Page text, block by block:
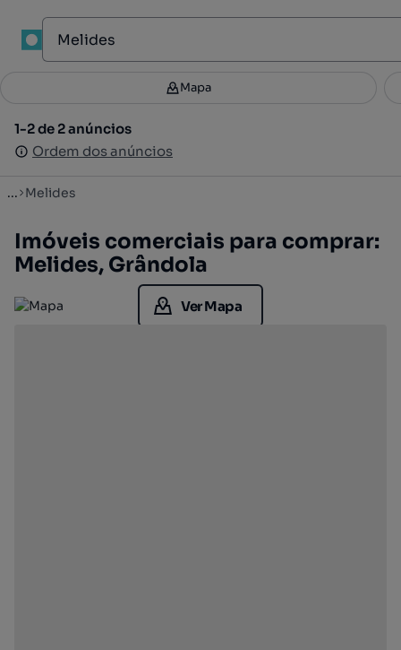
Filtros 2
1-2 de 2 anúncios
Ordem dos anúncios
Mapa
1-2 de 2 anúncios
Ordem dos anúncios
... Melides
Imóveis comerciais para comprar:
Melides, Grândola
Ver Mapa